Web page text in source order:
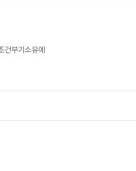
건부기소유예